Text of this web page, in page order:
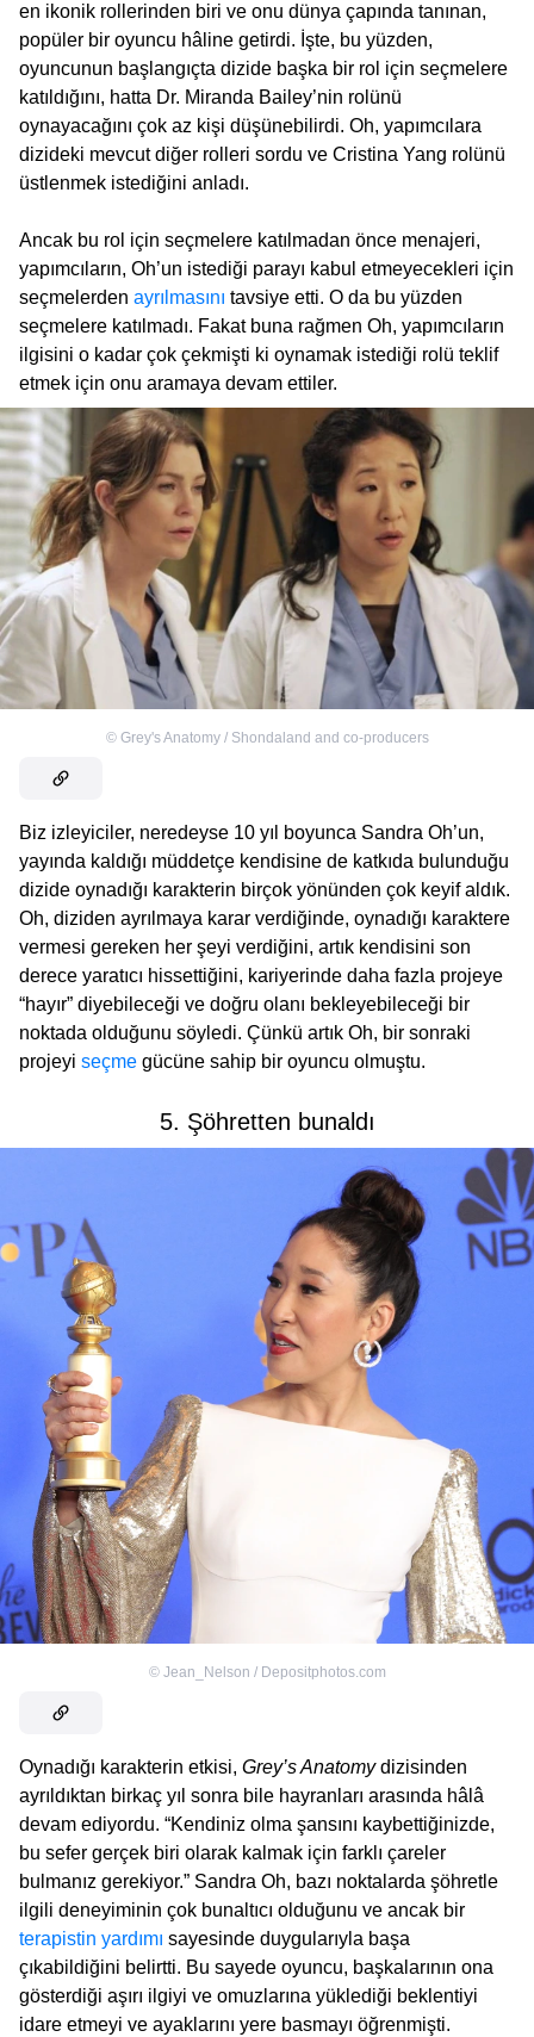
en ikonik rollerinden biri ve onu dünya çapında tanınan,
popüler bir oyuncu hâline getirdi. İşte, bu yüzden,
oyuncunun başlangıçta dizide başka bir rol için seçmelere
katıldığını, hatta Dr. Miranda Bailey’nin rolünü
oynayacağını çok az kişi düşünebilirdi. Oh, yapımcılara
dizideki mevcut diğer rolleri sordu ve Cristina Yang rolünü
üstlenmek istediğini anladı.
Ancak bu rol için seçmelere katılmadan önce menajeri,
yapımcıların, Oh’un istediği parayı kabul etmeyecekleri için
seçmelerden ayrılmasını tavsiye etti. O da bu yüzden
seçmelere katılmadı. Fakat buna rağmen Oh, yapımcıların
ilgisini o kadar çok çekmişti ki oynamak istediği rolü teklif
etmek için onu aramaya devam ettiler.
© Grey's Anatomy / Shondaland and co-producers
Biz izleyiciler, neredeyse 10 yıl boyunca Sandra Oh’un,
yayında kaldığı müddetçe kendisine de katkıda bulunduğu
dizide oynadığı karakterin birçok yönünden çok keyif aldık.
Oh, diziden ayrılmaya karar verdiğinde, oynadığı karaktere
vermesi gereken her şeyi verdiğini, artık kendisini son
derece yaratıcı hissettiğini, kariyerinde daha fazla projeye
“hayır” diyebileceği ve doğru olanı bekleyebileceği bir
noktada olduğunu söyledi. Çünkü artık Oh, bir sonraki
projeyi seçme gücüne sahip bir oyuncu olmuştu.
5. Şöhretten bunaldı
© Jean_Nelson / Depositphotos.com
Oynadığı karakterin etkisi, Grey’s Anatomydizisinden
ayrıldıktan birkaç yıl sonra bile hayranları arasında hâlâ
devam ediyordu. “Kendiniz olma şansını kaybettiğinizde,
bu sefer gerçek biri olarak kalmak için farklı çareler
bulmanız gerekiyor.” Sandra Oh, bazı noktalarda şöhretle
ilgili deneyiminin çok bunaltıcı olduğunu ve ancak bir
terapistin yardımı sayesinde duygularıyla başa
çıkabildiğini belirtti. Bu sayede oyuncu, başkalarının ona
gösterdiği aşırı ilgiyi ve omuzlarına yüklediği beklentiyi
idare etmeyi ve ayaklarını yere basmayı öğrenmişti.